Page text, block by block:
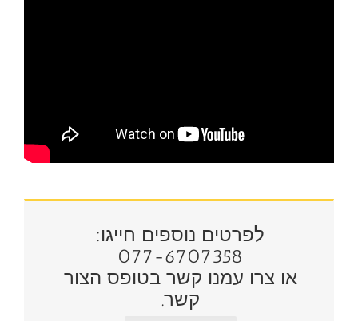
לפרטים נוספים חייגו:
077-6707358
או צרו עמנו קשר בטופס הצור
קשר.